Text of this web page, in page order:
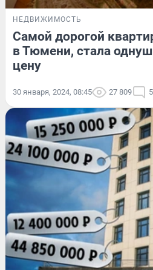
НЕДВИЖИМОСТЬ
Самой дорогой
в Тюмени, стала
цену
30 января, 2024, 08:45 27 809